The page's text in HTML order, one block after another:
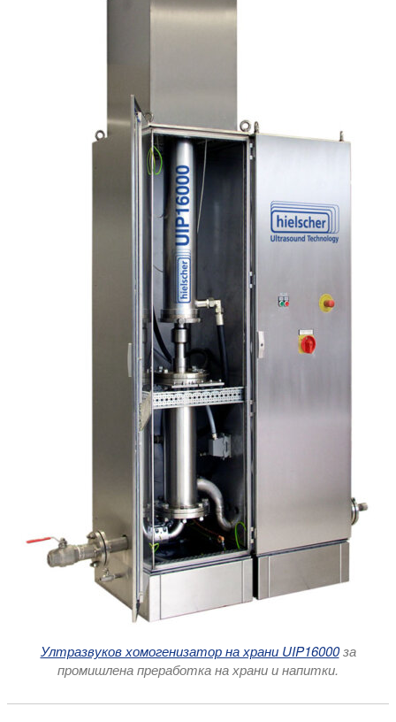
Ултразвуков хомогенизатор на храни UIP16000за
промишлена преработка на храни и напитки.